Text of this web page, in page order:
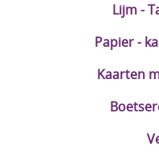
Bullet Journalling
Tekenen - Schrijven -
Lijm -
Papier -
Kaarten